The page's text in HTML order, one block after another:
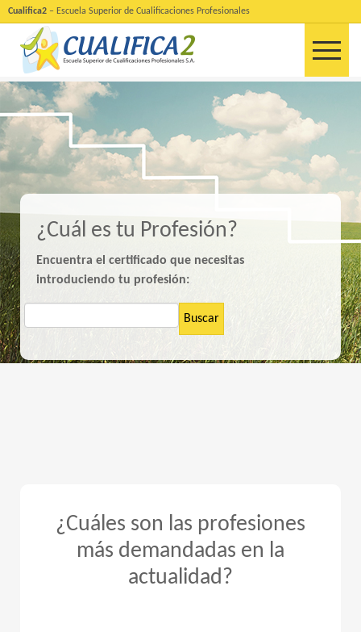
Cualifica2 – Escuela Superior de Cualificaciones Profesionales
¿Cuál es tu Profesión?
Encuentra el certificado que necesitas
introduciendo tu profesión:
Buscar
¿Cuáles son las profesiones
más demandadas en la
actualidad?